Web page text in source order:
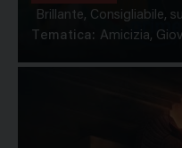
Brillante, Consigliabile,
Tematica: Amicizia,